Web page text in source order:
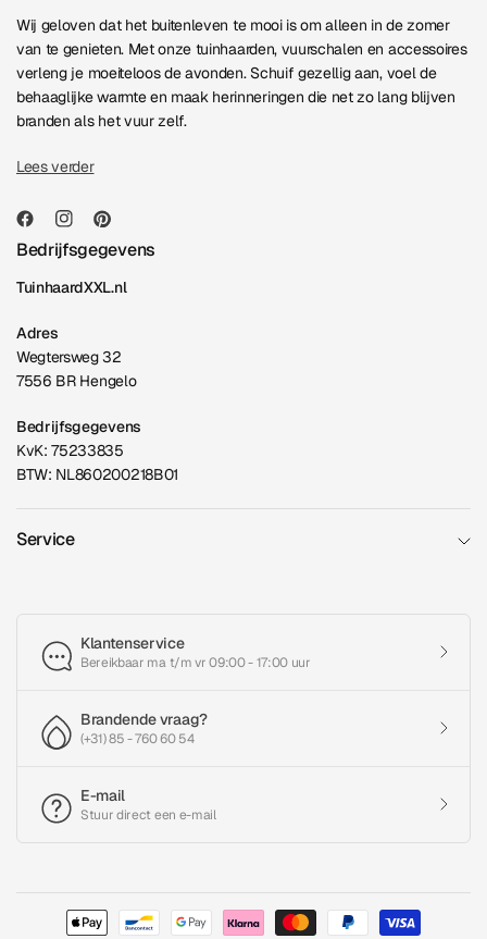
Wij geloven dat het buitenleven te mooi is om alleen in de zomer
van te genieten. Met onze tuinhaarden, vuurschalen en accessoires
verleng je moeiteloos de avonden. Schuif gezellig aan, voel de
behaaglijke warmte en maak herinneringen die net zo lang blijven
branden als het vuur zelf.
Lees verder
Bedrijfsgegevens
TuinhaardXXL.nl
Adres
Wegtersweg 32
7556 BR Hengelo
Bedrijfsgegevens
KvK: 75233835
BTW: NL860200218B01
Service
Klantenservice
Bereikbaar ma t/m vr 09:00 - 17:00 uur
Brandende vraag?
(+31) 85 - 760 60 54
E-mail
Stuur direct een e-mail